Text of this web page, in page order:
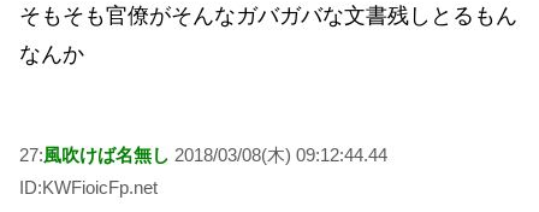
そもそも官僚がそんなガバガバな文書残しとるもん
なんか
27:風吹けば名無し 2018/03/08(木) 09:12:44.44
ID:KWFioicFp.net